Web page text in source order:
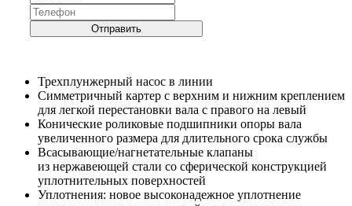
Отправить
Трехплунжерный насос в линии
Симметричный картер с верхним и нижним креплением
для легкой перестановки вала с правого на левый
Конические роликовые подшипники опоры вала
увеличенного размера для длительного срока службы
Всасывающие/нагнетательные клапаны
из нержавеющей стали со сферической конструкцией
уплотнительных поверхностей
Уплотнения: новое высоконадежное уплотнение